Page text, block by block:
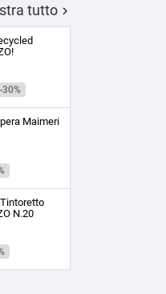
tutto 
-30%
Maimeri
N.20